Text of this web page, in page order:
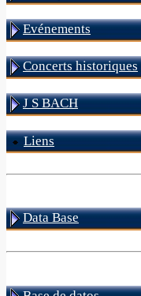
Evénements
Concerts historiques
J S BACH
Liens
Data Base